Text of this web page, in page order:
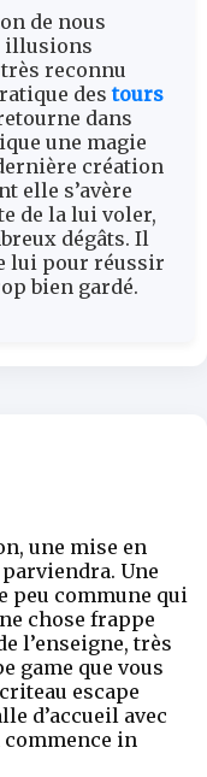
de nous
illusions
très reconnu
destours
dans
une magie
création
elle s’avère
de la lui voler,
dégâts. Il
lui pour réussir
bien gardé.
une mise en
Une
peu commune qui
chose frappe
l’enseigne, très
game que vous
escape
d’accueil avec
in